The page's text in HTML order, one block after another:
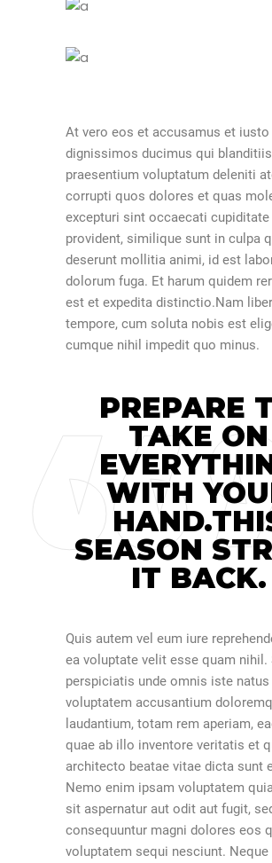
At vero eos et accusamus et
dignissimos ducimus qui blanditiis
praesentium voluptatum deleniti
corrupti quos dolores et quas
excepturi sint occaecati cupiditate
provident, similique sunt in culpa
deserunt mollitia animi, id est
dolorum fuga. Et harum quidem
est et expedita distinctio.Nam
tempore, cum soluta nobis est
cumque nihil impedit quo minus.
PREPARE
TAKE ON
WITH
SEASON
IT BACK.
Quis autem vel eum iure
ea voluptate velit esse quam nihil.
perspiciatis unde omnis iste
voluptatem accusantium
laudantium, totam rem aperiam,
quae ab illo inventore veritatis et
architecto beatae vitae dicta sunt
Nemo enim ipsam voluptatem
sit aspernatur aut odit aut fugit,
consequuntur magni dolores eos
voluptatem sequi nesciunt. Neque